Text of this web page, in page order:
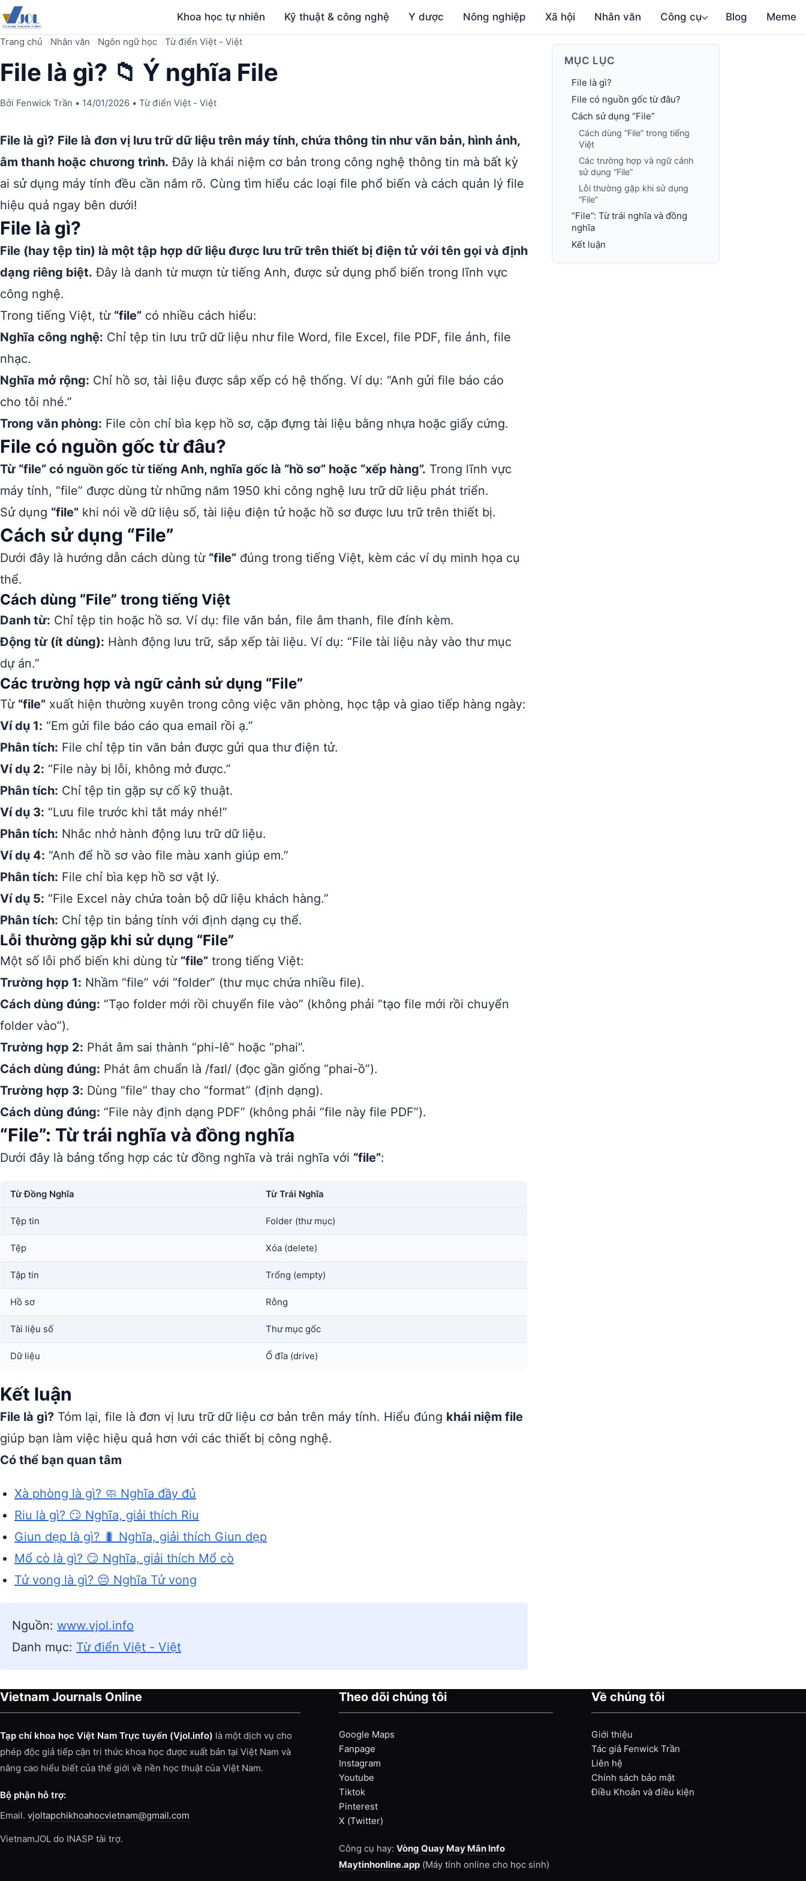
Khoa học tự nhiên Kỹ thuật & công nghệ Y dược Nông nghiệp Xã hội Nhân văn Công cụ Blog Meme
Trang chủ Nhân văn Ngôn ngữ học Từ điển Việt - Việt
File là gì? 📁 Ý nghĩa File
Bởi Fenwick Trần • 14/01/2026 • Từ điển Việt - Việt
File là gì? File là đơn vị lưu trữ dữ liệu trên máy tính, chứa thông tin như văn bản, hình ảnh,
âm thanh hoặc chương trình. Đây là khái niệm cơ bản trong công nghệ thông tin mà bất kỳ
ai sử dụng máy tính đều cần nắm rõ. Cùng tìm hiểu các loại file phổ biến và cách quản lý file
hiệu quả ngay bên dưới!
File là gì?
File (hay tệp tin) là một tập hợp dữ liệu được lưu trữ trên thiết bị điện tử với tên gọi và định
dạng riêng biệt. Đây là danh từ mượn từ tiếng Anh, được sử dụng phổ biến trong lĩnh vực
công nghệ.
Trong tiếng Việt, từ “file” có nhiều cách hiểu:
Nghĩa công nghệ: Chỉ tệp tin lưu trữ dữ liệu như file Word, file Excel, file PDF, file ảnh, file
nhạc.
Nghĩa mở rộng: Chỉ hồ sơ, tài liệu được sắp xếp có hệ thống. Ví dụ: “Anh gửi file báo cáo
cho tôi nhé.”
Trong văn phòng: File còn chỉ bìa kẹp hồ sơ, cặp đựng tài liệu bằng nhựa hoặc giấy cứng.
File có nguồn gốc từ đâu?
Từ “file” có nguồn gốc từ tiếng Anh, nghĩa gốc là “hồ sơ” hoặc “xếp hàng”. Trong lĩnh vực
máy tính, “file” được dùng từ những năm 1950 khi công nghệ lưu trữ dữ liệu phát triển.
Sử dụng “file” khi nói về dữ liệu số, tài liệu điện tử hoặc hồ sơ được lưu trữ trên thiết bị.
Cách sử dụng “File”
Dưới đây là hướng dẫn cách dùng từ “file” đúng trong tiếng Việt, kèm các ví dụ minh họa cụ
thể.
Cách dùng “File” trong tiếng Việt
Danh từ: Chỉ tệp tin hoặc hồ sơ. Ví dụ: file văn bản, file âm thanh, file đính kèm.
Động từ (ít dùng): Hành động lưu trữ, sắp xếp tài liệu. Ví dụ: “File tài liệu này vào thư mục
dự án.”
Các trường hợp và ngữ cảnh sử dụng “File”
Từ “file” xuất hiện thường xuyên trong công việc văn phòng, học tập và giao tiếp hàng ngày:
Ví dụ 1: “Em gửi file báo cáo qua email rồi ạ.”
Phân tích: File chỉ tệp tin văn bản được gửi qua thư điện tử.
Ví dụ 2: “File này bị lỗi, không mở được.”
Phân tích: Chỉ tệp tin gặp sự cố kỹ thuật.
Ví dụ 3: “Lưu file trước khi tắt máy nhé!”
Phân tích: Nhắc nhở hành động lưu trữ dữ liệu.
Ví dụ 4: “Anh để hồ sơ vào file màu xanh giúp em.”
Phân tích: File chỉ bìa kẹp hồ sơ vật lý.
Ví dụ 5: “File Excel này chứa toàn bộ dữ liệu khách hàng.”
Phân tích: Chỉ tệp tin bảng tính với định dạng cụ thể.
Lỗi thường gặp khi sử dụng “File”
Một số lỗi phổ biến khi dùng từ “file” trong tiếng Việt:
Trường hợp 1: Nhầm “file” với “folder” (thư mục chứa nhiều file).
Cách dùng đúng: “Tạo folder mới rồi chuyển file vào” (không phải “tạo file mới rồi chuyển
folder vào”).
Trường hợp 2: Phát âm sai thành “phi-lê” hoặc “phai”.
Cách dùng đúng: Phát âm chuẩn là /faɪl/ (đọc gần giống “phai-ồ”).
Trường hợp 3: Dùng “file” thay cho “format” (định dạng).
Cách dùng đúng: “File này định dạng PDF” (không phải “file này file PDF”).
“File”: Từ trái nghĩa và đồng nghĩa
Dưới đây là bảng tổng hợp các từ đồng nghĩa và trái nghĩa với “file”:
Từ Đồng Nghĩa Từ Trái Nghĩa
Tệp tin Folder (thư mục)
Tệp Xóa (delete)
Tập tin Trống (empty)
Hồ sơ Rỗng
Tài liệu số Thư mục gốc
Dữ liệu Ổ đĩa (drive)
Kết luận
File là gì? Tóm lại, file là đơn vị lưu trữ dữ liệu cơ bản trên máy tính. Hiểu đúng khái niệm file
giúp bạn làm việc hiệu quả hơn với các thiết bị công nghệ.
Có thể bạn quan tâm
Xà phòng là gì? 🧼 Nghĩa đầy đủ
Riu là gì? 😏 Nghĩa, giải thích Riu
Giun dẹp là gì? 🐛 Nghĩa, giải thích Giun dẹp
Mổ cò là gì? 😏 Nghĩa, giải thích Mổ cò
Tử vong là gì? 😔 Nghĩa Tử vong
Nguồn: www.vjol.info
Danh mục: Từ điển Việt - Việt
MỤC LỤC
File là gì?
File có nguồn gốc từ đâu?
Cách sử dụng “File”
Cách dùng “File” trong tiếng
Việt
Các trường hợp và ngữ cảnh
sử dụng “File”
Lỗi thường gặp khi sử dụng
“File”
“File”: Từ trái nghĩa và đồng
nghĩa
Kết luận
Vietnam Journals Online
Tạp chí khoa học Việt Nam Trực tuyến (Vjol.info) là một dịch vụ cho
phép độc giả tiếp cận tri thức khoa học được xuất bản tại Việt Nam và
nâng cao hiểu biết của thế giới về nền học thuật của Việt Nam.
Bộ phận hỗ trợ:
Email. vjoltapchikhoahocvietnam@gmail.com
VietnamJOL do INASP tài trợ.
Theo dõi chúng tôi
Google Maps
Fanpage
Instagram
Youtube
Tiktok
Pinterest
X (Twitter)
Công cụ hay: Vòng Quay May Mắn Info
Maytinhonline.app(Máy tính online cho học sinh)
Về chúng tôi
Giới thiệu
Tác giả Fenwick Trần
Liên hệ
Chính sách bảo mật
Điều Khoản và điều kiện